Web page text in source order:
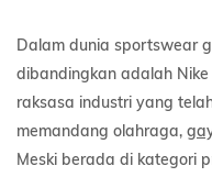
Dalam dunia sportswear
dibandingkan adalah
raksasa industri yang
memandang olahraga,
Meski berada di kategori